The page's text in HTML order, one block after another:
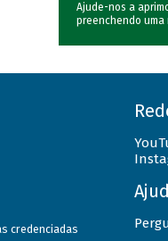
Ajude-nos a
preenchendo uma
credenciadas